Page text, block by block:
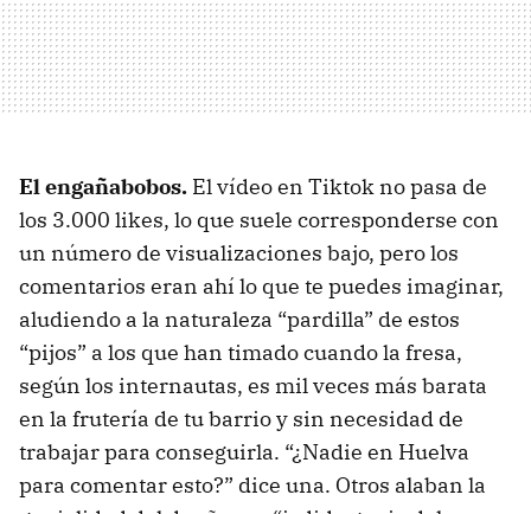
El engañabobos. El vídeo en Tiktok no pasa de
los 3.000 likes, lo que suele corresponderse con
un número de visualizaciones bajo, pero los
comentarios eran ahí lo que te puedes imaginar,
aludiendo a la naturaleza “pardilla” de estos
“pijos” a los que han timado cuando la fresa,
según los internautas, es mil veces más barata
en la frutería de tu barrio y sin necesidad de
trabajar para conseguirla. “¿Nadie en Huelva
para comentar esto?” dice una. Otros alaban la